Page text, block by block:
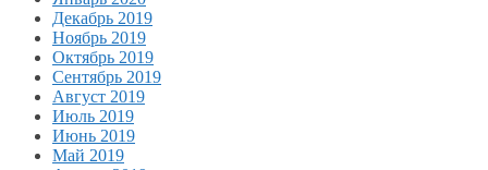
Декабрь 2019
Ноябрь 2019
Октябрь 2019
Сентябрь 2019
Август 2019
Июль 2019
Июнь 2019
Май 2019